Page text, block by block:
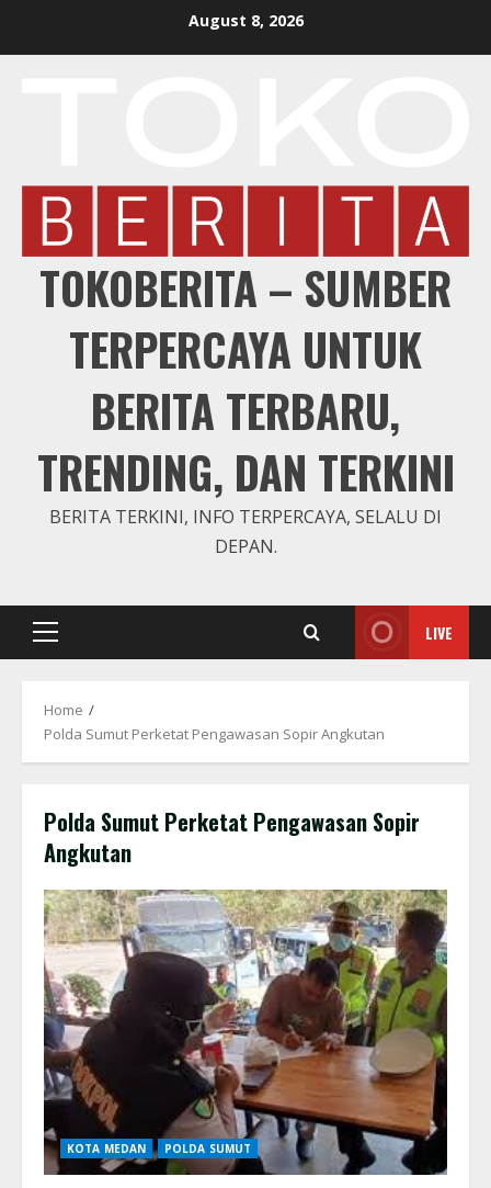
August 8, 2026
TOKOBERITA – SUMBER
TERPERCAYA UNTUK
BERITA TERBARU,
TRENDING, DAN TERKINI
BERITA TERKINI, INFO TERPERCAYA, SELALU DI
DEPAN.
Primary
LIVE
Home
Polda Sumut Perketat Pengawasan Sopir Angkutan
Polda Sumut Perketat Pengawasan Sopir
Angkutan
KOTA MEDAN POLDA SUMUT